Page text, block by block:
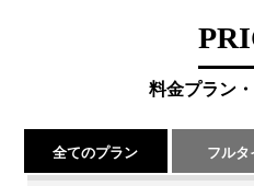
料金プラン
全てのプラン フルタ